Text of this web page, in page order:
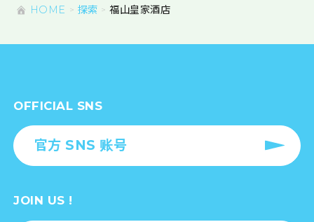
HOME 探索 福山皇家酒店
OFFICIAL SNS
官方 SNS 账号
JOIN US !